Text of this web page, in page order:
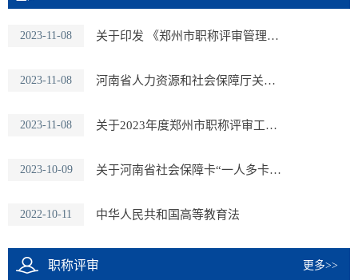
2023-11-08 关于印发 《郑州市职称评审管理暂行办法》的通知
2023-11-08 河南省人力资源和社会保障厅关于2023年度全省职称评审工作有关问
2023-11-08 关于2023年度郑州市职称评审工作有关问题的通知
2023-10-09 关于河南省社会保障卡“一人多卡”清理工作的通知
2022-10-11 中华人民共和国高等教育法
职称评审 更多>>